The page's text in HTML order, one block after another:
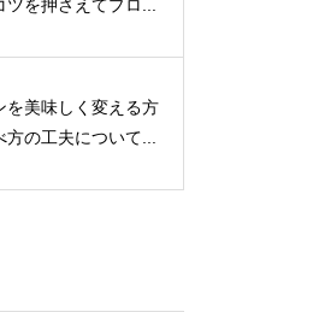
を押さえてプロ...
を美味しく変える方
の工夫について...